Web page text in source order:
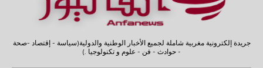
جريدة إلكترونية مغربية شاملة لجميع الأخبار الوطنية والدولية(سياسة - إقتصاد -صحة
- حوادث - فن - علوم و تكنولوجيا .)